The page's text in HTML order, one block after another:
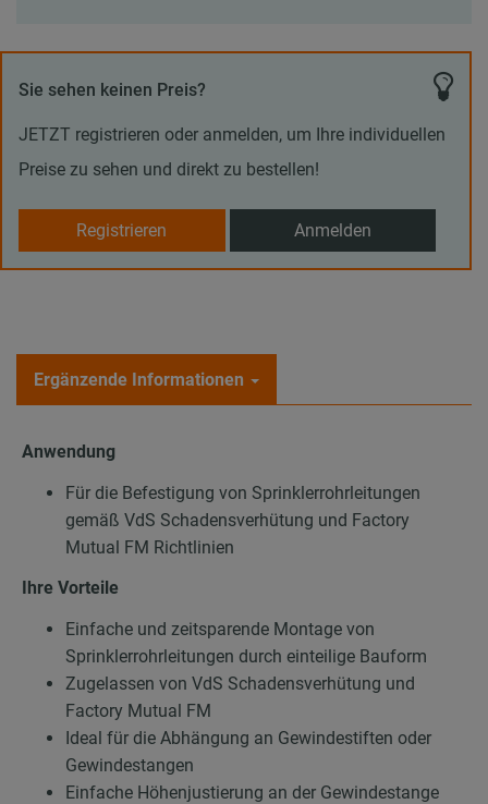
Sie sehen keinen Preis?
JETZT registrieren oder anmelden, um Ihre individuellen
Preise zu sehen und direkt zu bestellen!
Registrieren Anmelden
Ergänzende Informationen
Anwendung
Für die Befestigung von Sprinklerrohrleitungen
gemäß VdS Schadensverhütung und Factory
Mutual FM Richtlinien
Ihre Vorteile
Einfache und zeitsparende Montage von
Sprinklerrohrleitungen durch einteilige Bauform
Zugelassen von VdS Schadensverhütung und
Factory Mutual FM
Ideal für die Abhängung an Gewindestiften oder
Gewindestangen
Einfache Höhenjustierung an der Gewindestange